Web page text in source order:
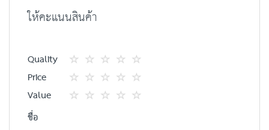
ให้คะแนนสินค้า
Quality
1
star
2
ดาว
3
ดาว
4
ดาว
5
ดาว
Price
1
2
3
4
5
Value
ชื่อ